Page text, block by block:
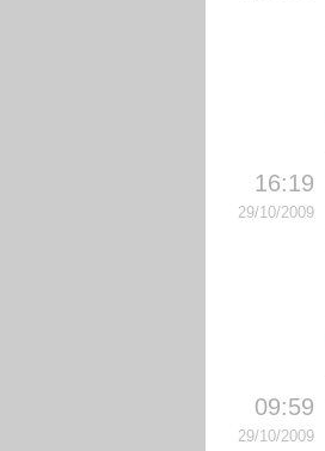
16:19
29/10/2009
09:59
29/10/2009